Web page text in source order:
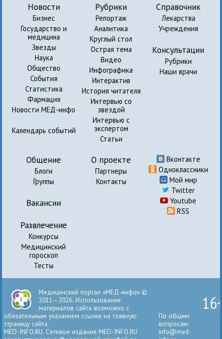
Новости
Бизнес
Государство и
медицина
Звезды
Наука
Общество
События
Статистика
Фармация
Новости МЕД-инфо
Календарь событий
Рубрики
Репортаж
Аналитика
Круглый стол
Острая тема
Видео
Инфографика
Интерактив
История читателя
Интервью со
звездой
Интервью с
экспертом
Статьи
Справочник
Лекарства
Учреждения
Консультации
Рубрики
Наши врачи
Общение
Блоги
Группы
Вакансии
Развлечение
Конкурсы
Медицинский
гороскоп
Тесты
О проекте
Партнеры
Контакты
Вконтакте
Одноклассники
Мой мир
Twitter
Youtube
RSS
Медицинский портал «МЕД-инфо» ©
2011—2026. Использование
материалов сайта возможно с
обязательным указанием ссылки на главную
страницу сайта.
MED-INFO.RU. Сетевое издание MED-INFO.RU
По общим
вопросам:
info@med-